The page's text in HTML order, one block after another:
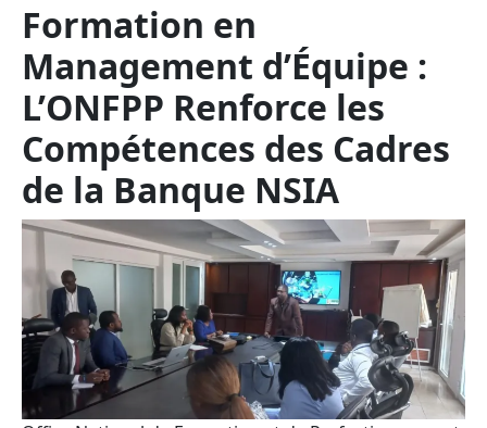
Formation en
Management d’Équipe :
L’ONFPP Renforce les
Compétences des Cadres
de la Banque NSIA